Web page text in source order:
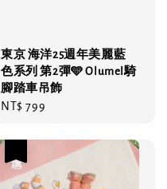
東京 海洋25週年美麗藍
色系列 第2彈🩵 Olumel騎
腳踏車吊飾
Regular
NT$ 799